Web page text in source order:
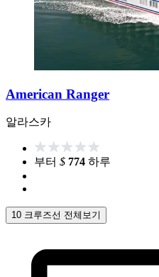
American Ranger
알라스카
부터 $ 774 하루
10 크루즈선 전체보기